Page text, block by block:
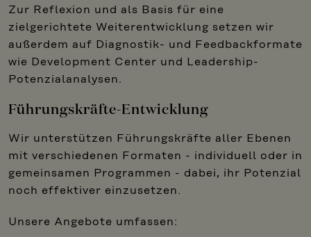
Zur Reflexion und als Basis für eine
zielgerichtete Weiterentwicklung setzen wir
außerdem auf Diagnostik- und Feedbackformate
wie Development Center und Leadership-
Potenzialanalysen.
Führungskräfte-Entwicklung
Wir unterstützen Führungskräfte aller Ebenen
mit verschiedenen Formaten - individuell oder in
gemeinsamen Programmen - dabei, ihr Potenzial
noch effektiver einzusetzen.
Unsere Angebote umfassen: